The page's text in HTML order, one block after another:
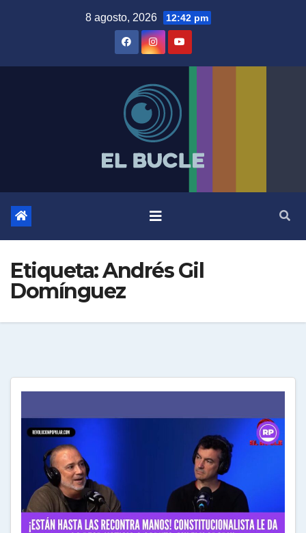
8 agosto, 2026 12:42 pm
Etiqueta:Andrés Gil
Domínguez